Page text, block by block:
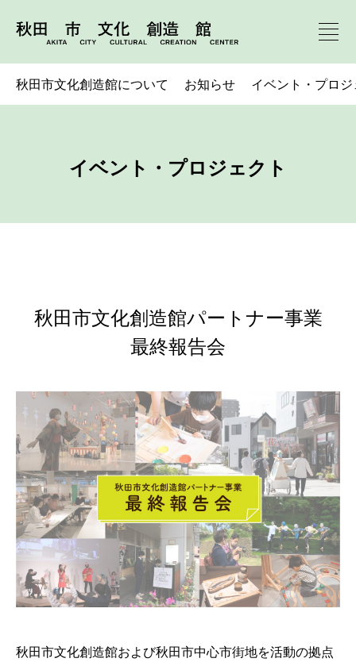
秋田市文化創造館について お知らせ イベント・プロ
イベント・プロジェクト
秋田市文化創造館パートナー事業
最終報告会
秋田市文化創造館および秋田市中心市街地を活動の拠点